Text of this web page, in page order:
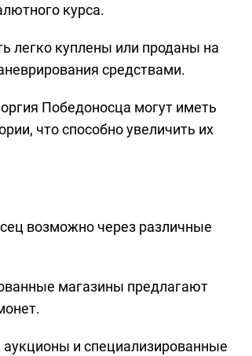
курса.
легко куплены или проданы на
средствами.
Победоносца могут иметь
что способно увеличить их
возможно через различные
магазины предлагают
и специализированные